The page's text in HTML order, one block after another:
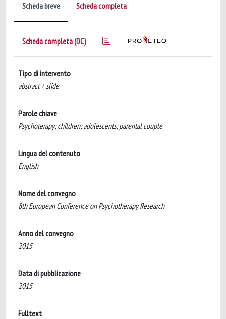
Scheda breve Scheda completa
Scheda completa (DC)
Tipo di intervento
abstract + slide
Parole chiave
Psychoterapy; children; adolescents; parental couple
Lingua del contenuto
English
Nome del convegno
8th European Conference on Psychotherapy Research
Anno del convegno
2015
Data di pubblicazione
2015
Fulltext